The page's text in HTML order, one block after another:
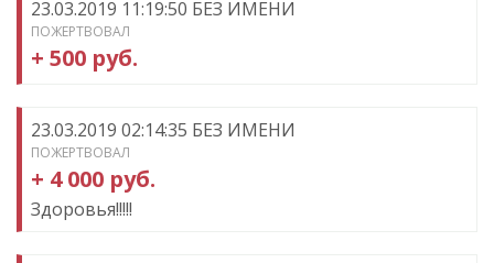
23.03.2019 11:19:50 БЕЗ ИМЕНИ
ПОЖЕРТВОВАЛ
+ 500 руб.
23.03.2019 02:14:35 БЕЗ ИМЕНИ
ПОЖЕРТВОВАЛ
+ 4 000 руб.
Здоровья!!!!!